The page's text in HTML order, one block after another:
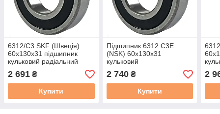
6312/C3 SKF (Швеція)
60x130x31 підшипник
кульковий радіальний
2 691 ₴
Купити
Підшипник 6312 C3E
(NSK) 60x130x31
кульковий
2 740₴
Купити
2